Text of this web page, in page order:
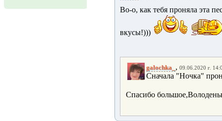
Во-о, как тебя проняла эта
вкусы!)))
galochka_ , 09.06.2020 г.
Сначала "Ночка"
Спасибо